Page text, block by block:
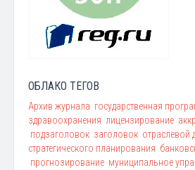
ОБЛАКО ТЕГОВ
Архив журнала государственная
здравоохранения лицензирование
подзаголовок заголовок отраслевой
стратегического планирования
прогнозирование муниципальное